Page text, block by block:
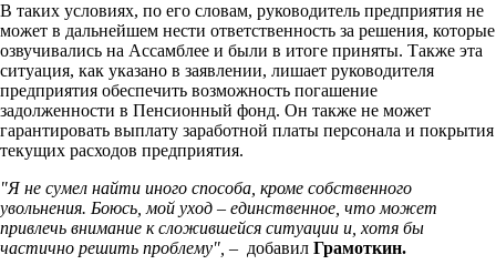
В таких условиях, по его словам, руководитель предприятия не
может в дальнейшем нести ответственность за решения, которые
озвучивались на Ассамблее и были в итоге приняты. Также эта
ситуация, как указано в заявлении, лишает руководителя
предприятия обеспечить возможность погашение
задолженности в Пенсионный фонд. Он также не может
гарантировать выплату заработной платы персонала и покрытия
текущих расходов предприятия.
"Я не сумел найти иного способа, кроме собственного
увольнения. Боюсь, мой уход – единственное, что может
привлечь внимание к сложившейся ситуации и, хотя бы
частично решить проблему", – добавил Грамоткин.